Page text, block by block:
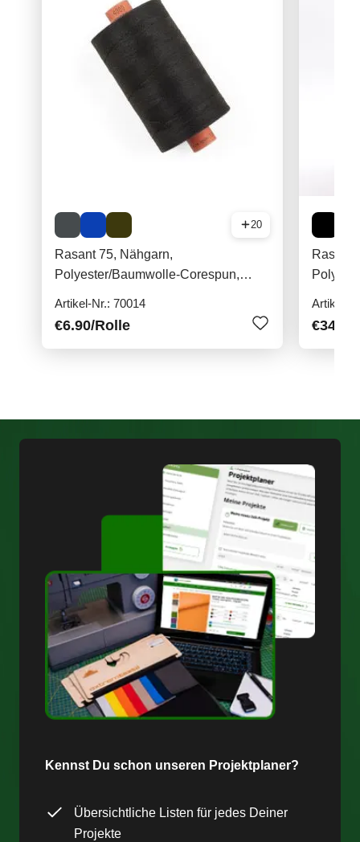
20
Rasant 75, Nähgarn,
Polyester/Baumwolle-Corespun,
Artikel-Nr.: 70014
€6.90/Rolle
Rasant
Artikel-
€34.90
Kennst Du schon unseren Projektplaner?
Übersichtliche Listen für jedes Deiner
Projekte